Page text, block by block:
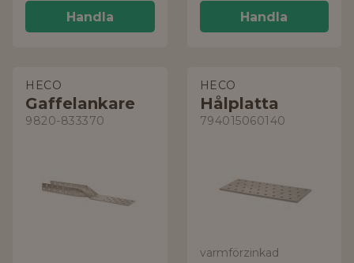
Handla Handla
HECO
Gaffelankare
9820-833370
HECO
Hålplatta
794015060140
varmförzinkad